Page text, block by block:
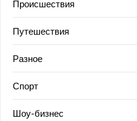
Происшествия
Путешествия
Разное
Спорт
Шоу-бизнес